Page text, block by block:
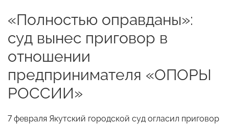
«Полностью оправданы»:
суд вынес приговор в
отношении
предпринимателя «ОПОРЫ
РОССИИ»
7 февраля Якутский городской суд огласил приговор